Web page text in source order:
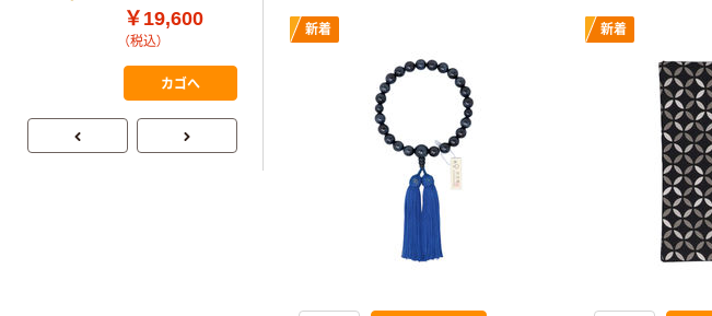
新着 新着
天然木 スタッキ
ング椅子 ダイニ
用 疲れにくい
安定
￥19,600
（税込）
カゴへ
カゴへ